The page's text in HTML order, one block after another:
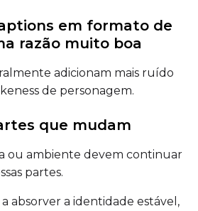
em formato de
razão muito boa
adicionam mais ruído
de personagem.
que mudam
ou ambiente devem continuar
partes.
absorver a identidade estável,